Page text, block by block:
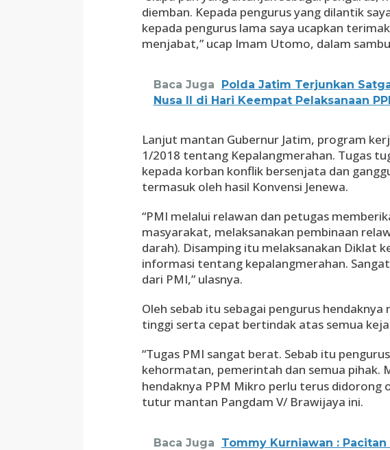
diemban. Kepada pengurus yang dilantik
kepada pengurus lama saya ucapkan
menjabat,” ucap Imam Utomo, dalam
Baca Juga
Polda Jatim Terjunkan
Nusa II di Hari Keempat Pelaksanaan
Lanjut mantan Gubernur Jatim, program
1/2018 tentang Kepalangmerahan. Tugas
kepada korban konflik bersenjata dan
termasuk oleh hasil Konvensi Jenewa.
“PMI melalui relawan dan petugas
masyarakat, melaksanakan pembinaan
darah). Disamping itu melaksanakan Diklat
informasi tentang kepalangmerahan.
dari PMI,” ulasnya.
Oleh sebab itu sebagai pengurus
tinggi serta cepat bertindak atas semua
“Tugas PMI sangat berat. Sebab itu
kehormatan, pemerintah dan semua pihak.
hendaknya PPM Mikro perlu terus didorong
tutur mantan Pangdam V/ Brawijaya ini.
Baca Juga
Tommy Kurniawan :